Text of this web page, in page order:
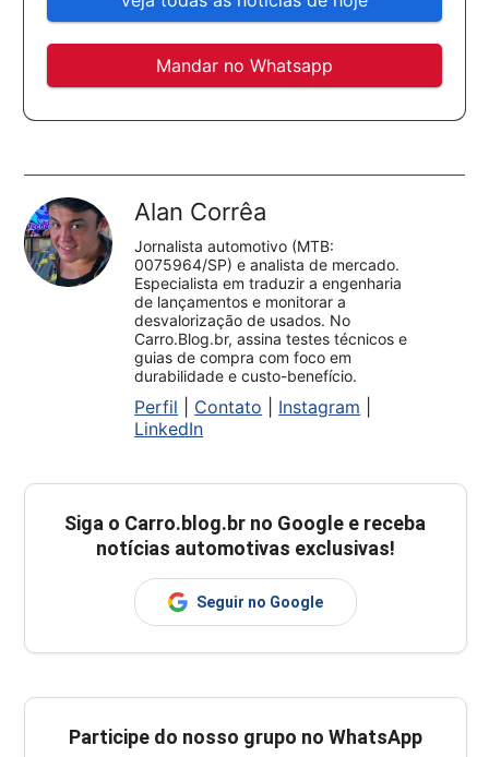
Mandar no Whatsapp
Alan Corrêa
Jornalista automotivo (MTB:
0075964/SP) e analista de mercado.
Especialista em traduzir a engenharia
de lançamentos e monitorar a
desvalorização de usados. No
Carro.Blog.br, assina testes técnicos e
guias de compra com foco em
durabilidade e custo-benefício.
Perfil Contato Instagram
LinkedIn
Siga o Carro.blog.br no Google e receba
notícias automotivas exclusivas!
Seguir no Google
Participe do nosso grupo no WhatsApp